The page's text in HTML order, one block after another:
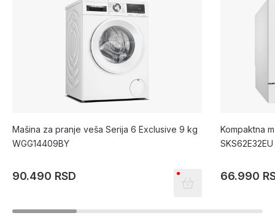
Mašina za pranje veša Serija 6 Exclusive 9 kg
WGG14409BY
90.490 RSD
Kompaktna
66.990